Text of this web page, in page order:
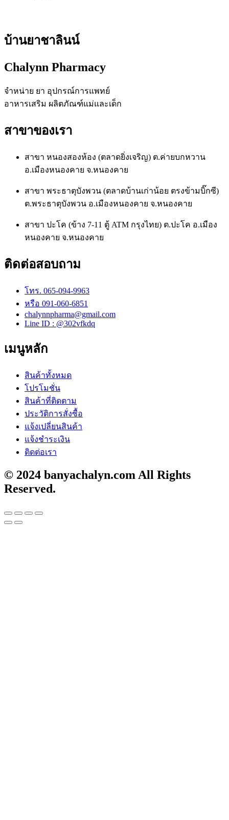
บ้านยาชาลินน์
Chalynn Pharmacy
จำหน่าย ยา อุปกรณ์การแพทย์
อาหารเสริม ผลิตภัณฑ์แม่และเด็ก
สาขาของเรา
สาขา หนองสองห้อง (ตลาดยิ่งเจริญ) ต.ค่ายบกหวาน
อ.เมืองหนองคาย จ.หนองคาย
สาขา พระธาตุบังพวน (ตลาดบ้านเก่าน้อย ตรงข้ามบิ๊กซี)
ต.พระธาตุบังพวน อ.เมืองหนองคาย จ.หนองคาย
สาขา ปะโค (ข้าง 7-11 ตู้ ATM กรุงไทย) ต.ปะโค อ.เมือง
หนองคาย จ.หนองคาย
ติดต่อสอบถาม
โทร. 065-094-9963
หรือ 091-060-6851
chalynnpharma@gmail.com
Line ID : @302vfkdq
เมนูหลัก
สินค้าทั้งหมด
โปรโมชั่น
สินค้าที่ติดตาม
ประวัติการสั่งซื้อ
แจ้งเปลี่ยนสินค้า
แจ้งชำระเงิน
ติดต่อเรา
© 2024 banyachalyn.com All Rights
Reserved.